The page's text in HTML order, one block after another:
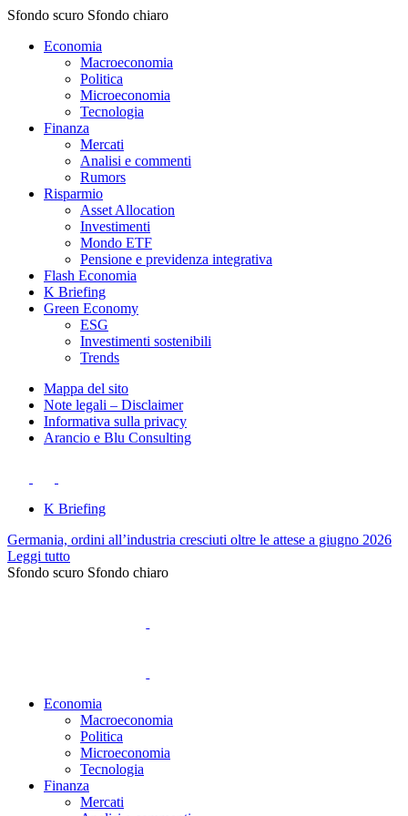
Sfondo scuro Sfondo chiaro
Economia
Macroeconomia
Politica
Microeconomia
Tecnologia
Finanza
Mercati
Analisi e commenti
Rumors
Risparmio
Asset Allocation
Investimenti
Mondo ETF
Pensione e previdenza integrativa
Flash Economia
K Briefing
Green Economy
ESG
Investimenti sostenibili
Trends
Mappa del sito
Note legali – Disclaimer
Informativa sulla privacy
Arancio e Blu Consulting
K Briefing
Germania, ordini all’industria cresciuti oltre le attese a giugno 2026
Leggi tutto
Sfondo scuro Sfondo chiaro
Economia
Macroeconomia
Politica
Microeconomia
Tecnologia
Finanza
Mercati